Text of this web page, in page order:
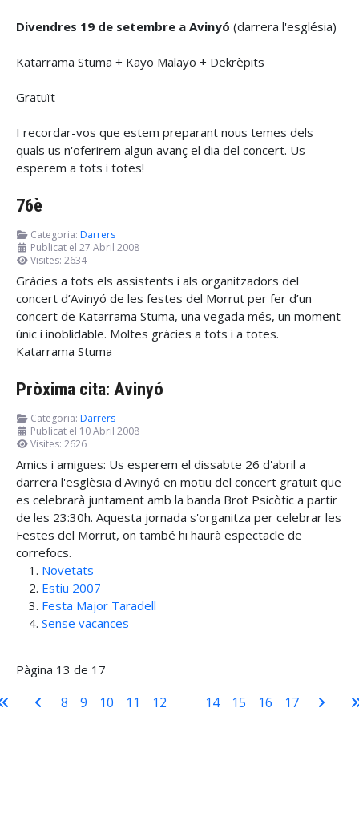
Divendres 19 de setembre a Avinyó (darrera l'església)
Katarrama Stuma + Kayo Malayo + Dekrèpits
Gratuït
I recordar-vos que estem preparant nous temes dels
quals us n'oferirem algun avanç el dia del concert. Us
esperem a tots i totes!
76è
Categoria: Darrers
Publicat el 27 Abril 2008
Visites: 2634
Gràcies a tots els assistents i als organitzadors del
concert d’Avinyó de les festes del Morrut per fer d’un
concert de Katarrama Stuma, una vegada més, un moment
únic i inoblidable. Moltes gràcies a tots i a totes.
Katarrama Stuma
Pròxima cita: Avinyó
Categoria: Darrers
Publicat el 10 Abril 2008
Visites: 2626
Amics i amigues: Us esperem el dissabte 26 d'abril a
darrera l'esglèsia d'Avinyó en motiu del concert gratuït que
es celebrarà juntament amb la banda Brot Psicòtic a partir
de les 23:30h. Aquesta jornada s'organitza per celebrar les
Festes del Morrut, on també hi haurà espectacle de
correfocs.
Novetats
Estiu 2007
Festa Major Taradell
Sense vacances
Pàgina 13 de 17
8 9 10 11 12 14 15 16 17